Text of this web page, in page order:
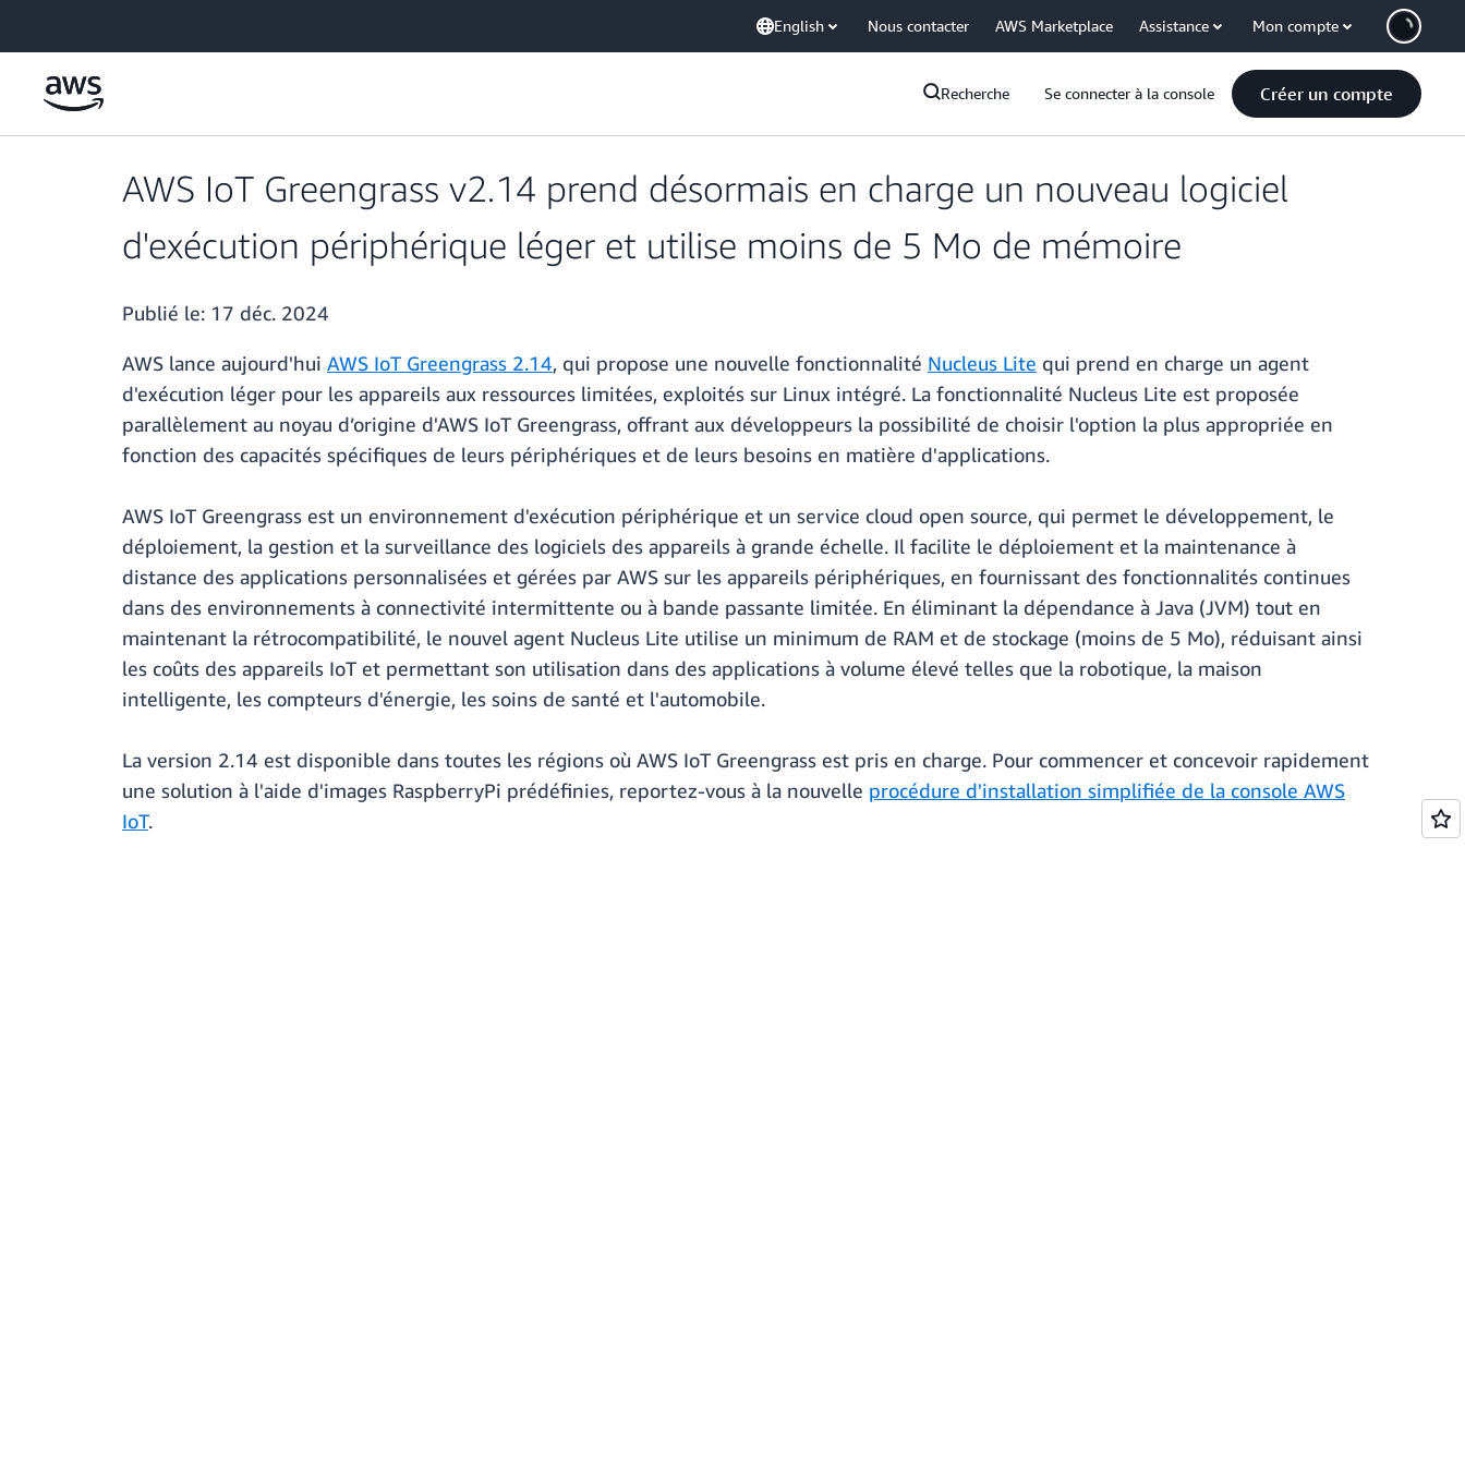
English Nous contacter AWS Marketplace Assistance Mon compte
Recherche Se connecter à la console Créer un compte
AWS IoT Greengrass v2.14 prend désormais en charge un nouveau logiciel
d'exécution périphérique léger et utilise moins de 5 Mo de mémoire
Publié le: 17 déc. 2024
AWS lance aujourd'hui AWS IoT Greengrass 2.14, qui propose une nouvelle fonctionnalité Nucleus Lite qui prend en charge un agent
d'exécution léger pour les appareils aux ressources limitées, exploités sur Linux intégré. La fonctionnalité Nucleus Lite est proposée
parallèlement au noyau d’origine d'AWS IoT Greengrass, offrant aux développeurs la possibilité de choisir l'option la plus appropriée en
fonction des capacités spécifiques de leurs périphériques et de leurs besoins en matière d'applications.
AWS IoT Greengrass est un environnement d'exécution périphérique et un service cloud open source, qui permet le développement, le
déploiement, la gestion et la surveillance des logiciels des appareils à grande échelle. Il facilite le déploiement et la maintenance à
distance des applications personnalisées et gérées par AWS sur les appareils périphériques, en fournissant des fonctionnalités continues
dans des environnements à connectivité intermittente ou à bande passante limitée. En éliminant la dépendance à Java (JVM) tout en
maintenant la rétrocompatibilité, le nouvel agent Nucleus Lite utilise un minimum de RAM et de stockage (moins de 5 Mo), réduisant ainsi
les coûts des appareils IoT et permettant son utilisation dans des applications à volume élevé telles que la robotique, la maison
intelligente, les compteurs d'énergie, les soins de santé et l'automobile.
La version 2.14 est disponible dans toutes les régions où AWS IoT Greengrass est pris en charge. Pour commencer et concevoir rapidement
une solution à l'aide d'images RaspberryPi prédéfinies, reportez-vous à la nouvelle procédure d'installation simplifiée de la console AWS
IoT.